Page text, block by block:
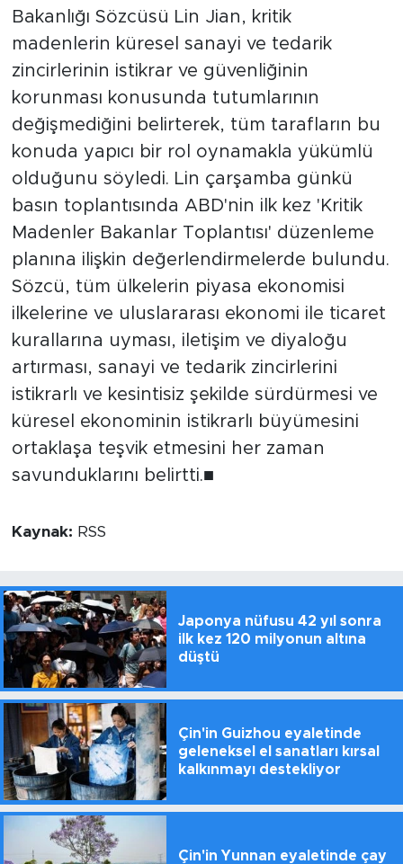
Bakanlığı Sözcüsü Lin Jian, kritik
madenlerin küresel sanayi ve tedarik
zincirlerinin istikrar ve güvenliğinin
korunması konusunda tutumlarının
değişmediğini belirterek, tüm tarafların bu
konuda yapıcı bir rol oynamakla yükümlü
olduğunu söyledi. Lin çarşamba günkü
basın toplantısında ABD'nin ilk kez 'Kritik
Madenler Bakanlar Toplantısı' düzenleme
planına ilişkin değerlendirmelerde bulundu.
Sözcü, tüm ülkelerin piyasa ekonomisi
ilkelerine ve uluslararası ekonomi ile ticaret
kurallarına uyması, iletişim ve diyaloğu
artırması, sanayi ve tedarik zincirlerini
istikrarlı ve kesintisiz şekilde sürdürmesi ve
küresel ekonominin istikrarlı büyümesini
ortaklaşa teşvik etmesini her zaman
savunduklarını belirtti.■
Kaynak: RSS
Japonya nüfusu 42 yıl sonra
ilk kez 120 milyonun altına
düştü
Çin'in Guizhou eyaletinde
geleneksel el sanatları kırsal
kalkınmayı destekliyor
Çin'in Yunnan eyaletinde çay